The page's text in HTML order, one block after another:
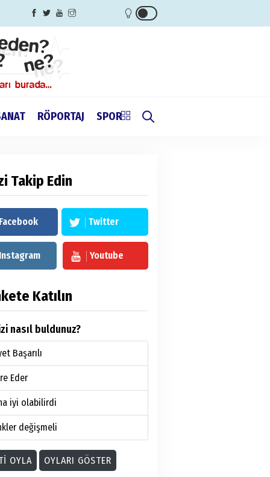
RÖPORTAJ SPOR
Takip Edin
Facebook Twitter
Instagram Youtube
Katılın
nasıl buldunuz?
Başarılı
Eder
iyi olabilirdi
değişmeli
OYLA OYLARI GÖSTER